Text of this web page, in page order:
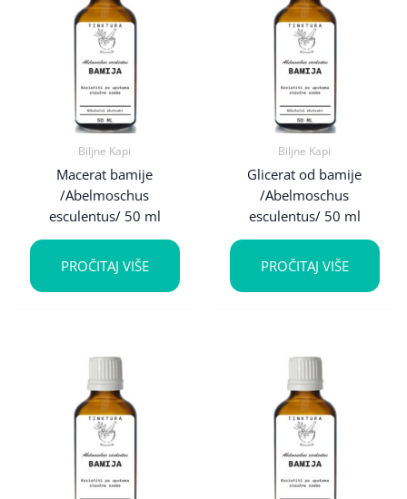
Biljne Kapi
Macerat bamije
/Abelmoschus
esculentus/ 50 ml
PROČITAJ VIŠE
Biljne Kapi
Glicerat od bamije
/Abelmoschus
esculentus/ 50 ml
PROČITAJ VIŠE